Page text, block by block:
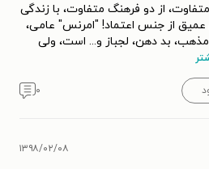
از دو فرهنگ متفاوت، با زندگی
عمیق از جنس اعتماد! "امرنس" عامی،
بد دهن، لجباز و... است، ولی
۰
۱۳۹۸/۰۲/۰۸